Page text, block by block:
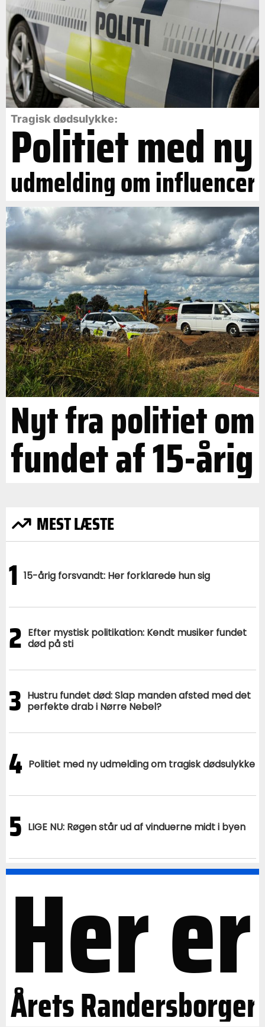
Tragisk dødsulykke:
Politiet med ny
udmelding om influencer
Nyt fra politiet om
fundet af 15-årig
MEST LÆSTE
1 15-årig forsvandt: Her forklarede hun sig
2 Efter mystisk politikation: Kendt musiker fundet
død på sti
3 Hustru fundet død: Slap manden afsted med det
perfekte drab i Nørre Nebel?
4 Politiet med ny udmelding om tragisk dødsulykke
5 LIGE NU: Røgen står ud af vinduerne midt i byen
Her er
Årets Randersborger